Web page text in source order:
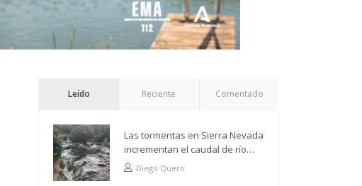
Leído Reciente Comentado
Las tormentas en Sierra Nevada
incrementan el caudal de río
Grande a su paso por Trevélez
Diego Quero